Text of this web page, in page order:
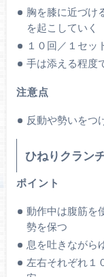
胸を膝に近づけ
を起こしていく
１０回／１セッ
手は添える程度
注意点
反動や勢いをつ
ひねりクラン
ポイント
動作中は腹筋を
勢を保つ
息を吐きながら
左右それぞれ１